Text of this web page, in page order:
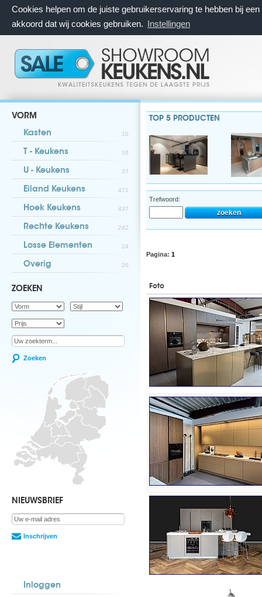
Cookies helpen om de juiste gebruikerservaring te hebben bij
akkoord dat wij cookies gebruiken. Instellingen
VORM
Kasten 10
T - Keukens 16
U - Keukens 37
Eiland Keukens 471
Hoek Keukens 437
Rechte Keukens 242
Losse Elementen 24
Overig 20
ZOEKEN
Zoeken
NIEUWSBRIEF
Inschrijven
Inloggen
TOP 5 PRODUCTEN
Trefwoord:
Pagina: 1
Foto